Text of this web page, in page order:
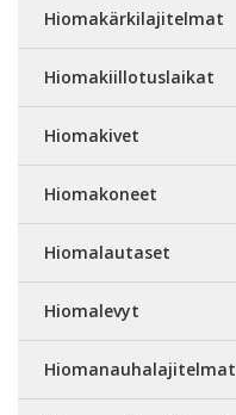
Hiomakärkilajitelmat
Hiomakiillotuslaikat
Hiomakivet
Hiomakoneet
Hiomalautaset
Hiomalevyt
Hiomanauhalajitelmat